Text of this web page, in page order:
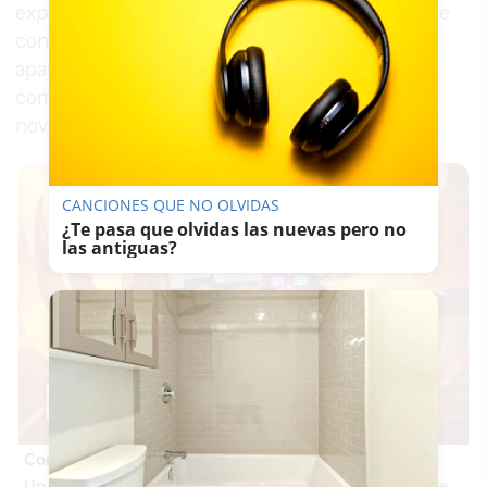
explicó a los vecinos las claves del proyecto, que
contempla la dotación de 100 plazas de
aparcamiento individualizadas, tanto en batería
como en línea, y se prevé que finalice en
Corepunk MMORPG
CANCIONES QUE NO OLVIDAS
¿Te pasa que olvidas las nuevas pero no
las antiguas?